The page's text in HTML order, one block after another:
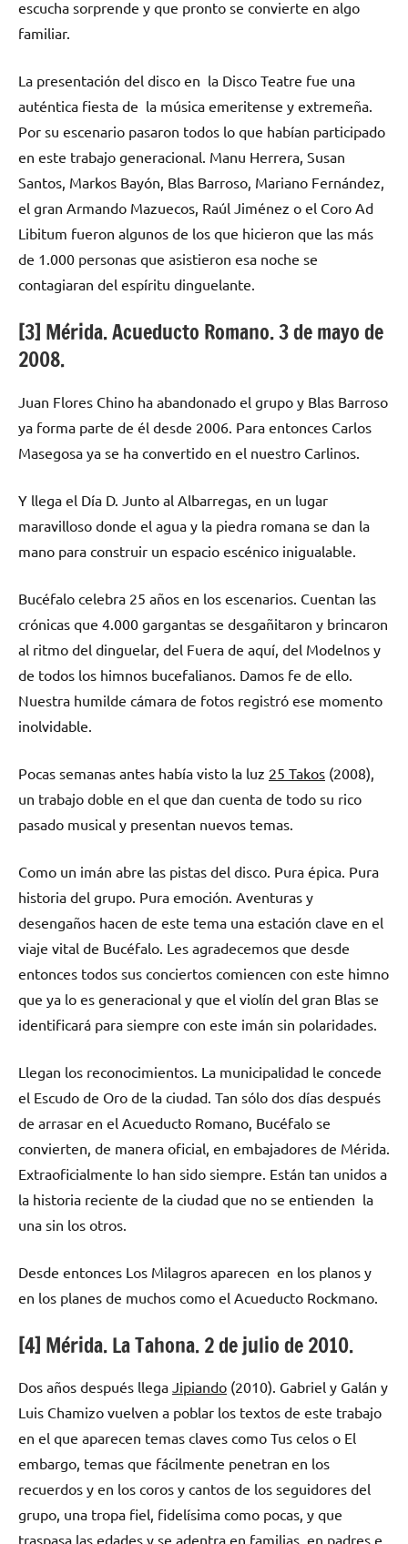
escucha sorprende y que pronto se convierte en algo
familiar.
La presentación del disco en la Disco Teatre fue una
auténtica fiesta de la música emeritense y extremeña.
Por su escenario pasaron todos lo que habían participado
en este trabajo generacional. Manu Herrera, Susan
Santos, Markos Bayón, Blas Barroso, Mariano Fernández,
el gran Armando Mazuecos, Raúl Jiménez o el Coro Ad
Libitum fueron algunos de los que hicieron que las más
de 1.000 personas que asistieron esa noche se
contagiaran del espíritu dinguelante.
[3] Mérida. Acueducto Romano. 3 de mayo de
2008.
Juan Flores Chino ha abandonado el grupo y Blas Barroso
ya forma parte de él desde 2006. Para entonces Carlos
Masegosa ya se ha convertido en el nuestro Carlinos.
Y llega el Día D. Junto al Albarregas, en un lugar
maravilloso donde el agua y la piedra romana se dan la
mano para construir un espacio escénico inigualable.
Bucéfalo celebra 25 años en los escenarios. Cuentan las
crónicas que 4.000 gargantas se desgañitaron y brincaron
al ritmo del dinguelar, del Fuera de aquí, del Modelnos y
de todos los himnos bucefalianos. Damos fe de ello.
Nuestra humilde cámara de fotos registró ese momento
inolvidable.
Pocas semanas antes había visto la luz 25 Takos (2008),
un trabajo doble en el que dan cuenta de todo su rico
pasado musical y presentan nuevos temas.
Como un imán abre las pistas del disco. Pura épica. Pura
historia del grupo. Pura emoción. Aventuras y
desengaños hacen de este tema una estación clave en el
viaje vital de Bucéfalo. Les agradecemos que desde
entonces todos sus conciertos comiencen con este himno
que ya lo es generacional y que el violín del gran Blas se
identificará para siempre con este imán sin polaridades.
Llegan los reconocimientos. La municipalidad le concede
el Escudo de Oro de la ciudad. Tan sólo dos días después
de arrasar en el Acueducto Romano, Bucéfalo se
convierten, de manera oficial, en embajadores de Mérida.
Extraoficialmente lo han sido siempre. Están tan unidos a
la historia reciente de la ciudad que no se entienden la
una sin los otros.
Desde entonces Los Milagros aparecen en los planos y
en los planes de muchos como el Acueducto Rockmano.
[4] Mérida. La Tahona. 2 de julio de 2010.
Dos años después llega Jipiando (2010). Gabriel y Galán y
Luis Chamizo vuelven a poblar los textos de este trabajo
en el que aparecen temas claves como Tus celos o El
embargo, temas que fácilmente penetran en los
recuerdos y en los coros y cantos de los seguidores del
grupo, una tropa fiel, fidelísima como pocas, y que
traspasa las edades y se adentra en familias, en padres e